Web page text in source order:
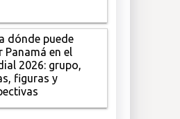
dónde puede
Panamá en el
2026: grupo,
figuras y